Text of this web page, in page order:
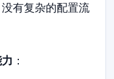
有复杂的配置流
：